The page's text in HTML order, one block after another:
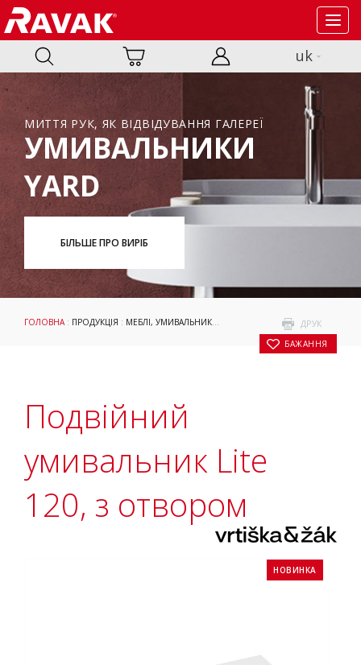
uk
МИТТЯ РУК, ЯК ВІДВІДУВАННЯ ГАЛЕРЕЇ
УМИВАЛЬНИКИ
YARD
БІЛЬШЕ ПРО ВИРІБ
ДРУК
БАЖАННЯ
ГОЛОВНА: ПРОДУКЦІЯ : МЕБЛІ, УМИВАЛЬНИКИ І WC УМИВАЛЬНИКИ:LITE
Подвійний
умивальник Lite
120, з отвором
НОВИНКА